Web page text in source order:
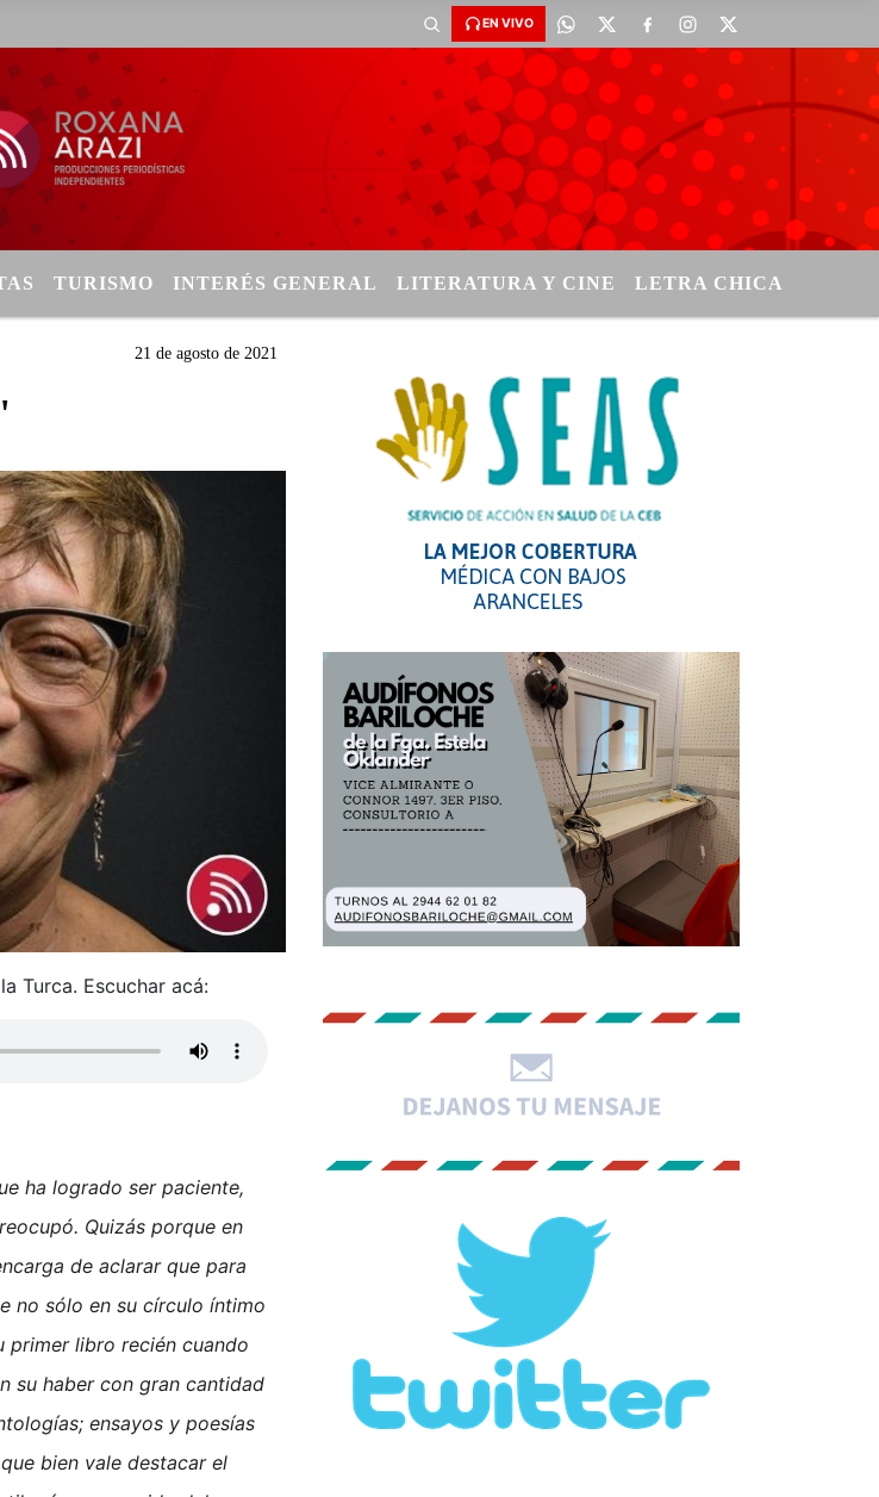
EN VIVO
TURISMO INTERÉS GENERAL LITERATURA Y CINE LETRA CHICA
21 de agosto de 2021
Turca. Escuchar acá:
ha logrado ser paciente,
Quizás porque en
de aclarar que para
no sólo en su círculo íntimo
primer libro recién cuando
su haber con gran cantidad
ensayos y poesías
bien vale destacar el